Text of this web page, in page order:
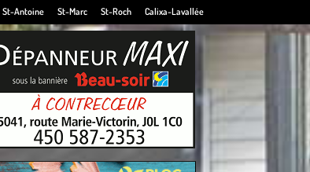
St-Antoine St-Marc St-Roch Calixa-Lavallée